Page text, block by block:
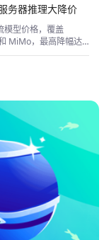
务器推理大降价
型价格，覆盖
MiMo，最高降幅达